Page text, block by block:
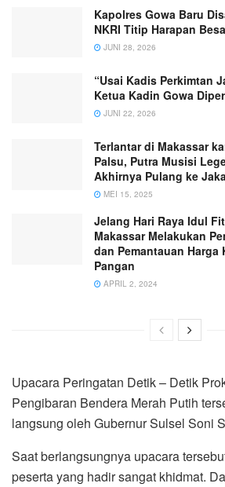
Kapolres Gowa Baru
NKRI Titip Harapan
JUNI 28, 2026
“Usai Kadis Perkimtan
Ketua Kadin Gowa
JUNI 22, 2026
Terlantar di Makassar
Palsu, Putra Musisi
Akhirnya Pulang ke
MEI 15, 2025
Jelang Hari Raya Idul
Makassar Melakukan
dan Pemantauan Harga
Pangan
APRIL 2, 2024
Upacara Peringatan Detik – Detik
Pengibaran Bendera Merah Putih
langsung oleh Gubernur Sulsel Soni
Saat berlangsungnya upacara
peserta yang hadir sangat khidmat.